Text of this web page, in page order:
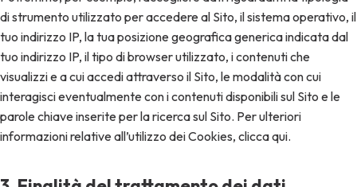
di strumento utilizzato per accedere al Sito, il sistema operativo, il
tuo indirizzo IP, la tua posizione geografica generica indicata dal
tuo indirizzo IP, il tipo di browser utilizzato, i contenuti che
visualizzi e a cui accedi attraverso il Sito, le modalità con cui
interagisci eventualmente con i contenuti disponibili sul Sito e le
parole chiave inserite per la ricerca sul Sito. Per ulteriori
informazioni relative all’utilizzo dei Cookies, clicca qui.